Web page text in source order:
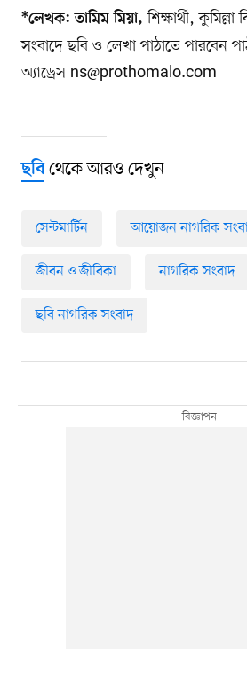
*লেখক: তামিম মিয়া, শিক্ষার্থী,
সংবাদে ছবি ও লেখা পাঠাতে পারবেন
অ্যাড্রেস ns@prothomalo.com
ছবিথেকে আরও দেখুন
সেন্টমার্টিন আয়োজন নাগরিক
জীবন ও জীবিকা নাগরিক সংবাদ
ছবি নাগরিক সংবাদ